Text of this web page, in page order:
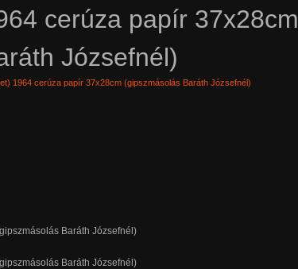
cerúza papír 37x28cm
Józsefnél)
1964 cerúza papír 37x28cm (gipszmásolás Baráth Józsefnél)
Baráth Józsefnél)
Baráth Józsefnél)